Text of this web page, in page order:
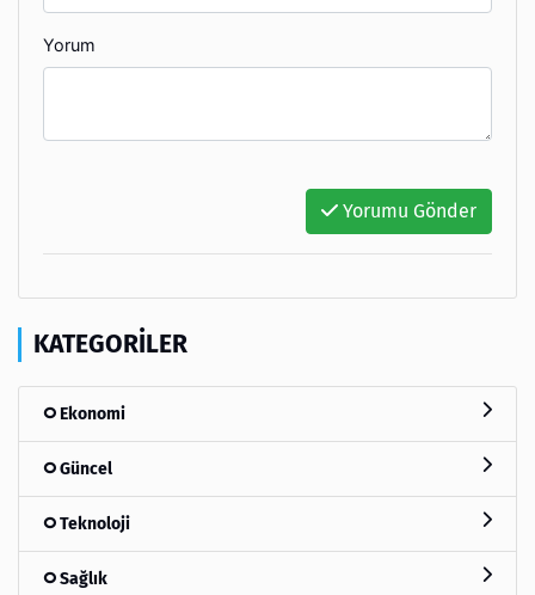
Yorum
Yorumu Gönder
KATEGORILER
Ekonomi
Güncel
Teknoloji
Sağlık